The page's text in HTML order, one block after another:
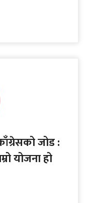
जोड :
योजना हो